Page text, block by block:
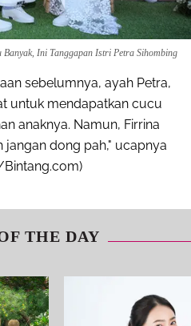
Ini Tanggapan Istri Petra Sihombing
sebelumnya, ayah Petra,
untuk mendapatkan cucu
anaknya. Namun, Firrina
jangan dong pah," ucapnya
THE DAY